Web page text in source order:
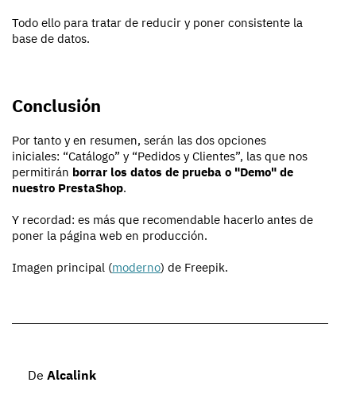
Todo ello para tratar de reducir y poner consistente la
base de datos.
Conclusión
Por tanto y en resumen, serán las dos opciones
iniciales: “Catálogo” y “Pedidos y Clientes”, las que nos
permitirán borrar los datos de prueba o "Demo" de
nuestro PrestaShop.
Y recordad: es más que recomendable hacerlo antes de
poner la página web en producción.
Imagen principal (moderno) de Freepik.
De Alcalink